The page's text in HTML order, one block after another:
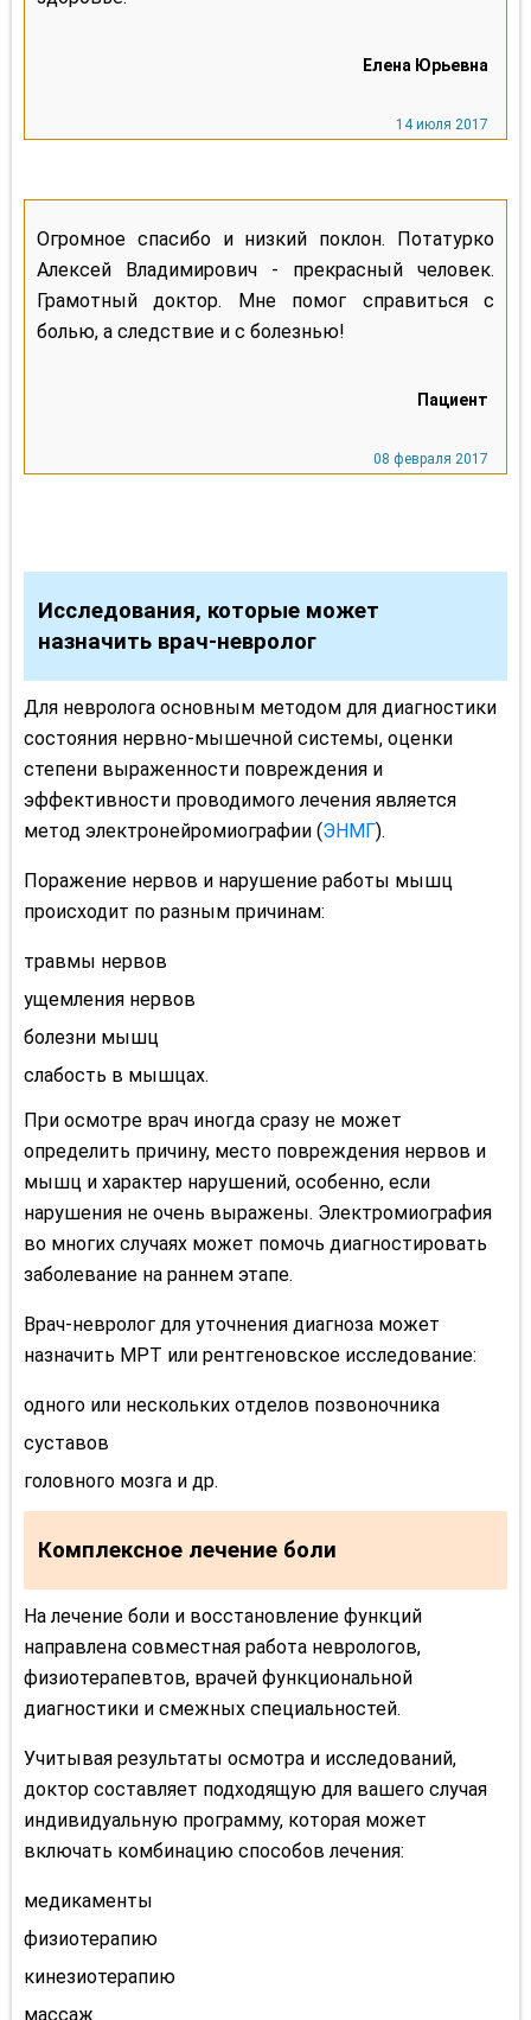
Огромное спасибо и низкий поклон. Потатурко
Алексей Владимирович - прекрасный человек.
Грамотный доктор. Мне помог справиться с
болью, а следствие и с болезнью!
Исследования, которые может
назначить врач-невролог
Для невролога основным методом для диагностики
состояния нервно-мышечной системы, оценки
степени выраженности повреждения и
эффективности проводимого лечения является
метод электронейромиографии (ЭНМГ).
Поражение нервов и нарушение работы мышц
происходит по разным причинам:
травмы нервов
ущемления нервов
болезни мышц
слабость в мышцах.
При осмотре врач иногда сразу не может
определить причину, место повреждения нервов и
мышц и характер нарушений, особенно, если
нарушения не очень выражены. Электромиография
во многих случаях может помочь диагностировать
заболевание на раннем этапе.
Врач-невролог для уточнения диагноза может
назначить МРТ или рентгеновское исследование:
одного или нескольких отделов позвоночника
суставов
головного мозга и др.
Комплексное лечение боли
На лечение боли и восстановление функций
направлена совместная работа неврологов,
физиотерапевтов, врачей функциональной
диагностики и смежных специальностей.
Учитывая результаты осмотра и исследований,
доктор составляет подходящую для вашего случая
индивидуальную программу, которая может
включать комбинацию способов лечения:
медикаменты
физиотерапию
кинезиотерапию
массаж